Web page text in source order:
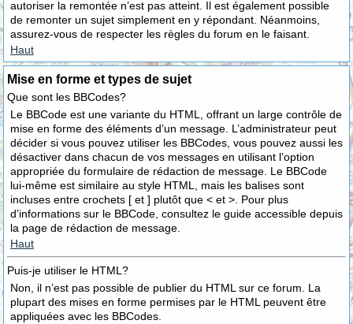
autoriser la remontée n’est pas atteint. Il est également possible
de remonter un sujet simplement en y répondant. Néanmoins,
assurez-vous de respecter les règles du forum en le faisant.
Haut
Mise en forme et types de sujet
Que sont les BBCodes?
Le BBCode est une variante du HTML, offrant un large contrôle de
mise en forme des éléments d’un message. L’administrateur peut
décider si vous pouvez utiliser les BBCodes, vous pouvez aussi les
désactiver dans chacun de vos messages en utilisant l’option
appropriée du formulaire de rédaction de message. Le BBCode
lui-même est similaire au style HTML, mais les balises sont
incluses entre crochets [ et ] plutôt que < et >. Pour plus
d’informations sur le BBCode, consultez le guide accessible depuis
la page de rédaction de message.
Haut
Puis-je utiliser le HTML?
Non, il n’est pas possible de publier du HTML sur ce forum. La
plupart des mises en forme permises par le HTML peuvent être
appliquées avec les BBCodes.